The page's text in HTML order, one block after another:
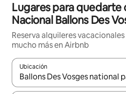
Lugares para quedarte
Nacional Ballons Des
Reserva alquileres
mucho más en Airbnb
Ubicación
Cuando los resultados estén